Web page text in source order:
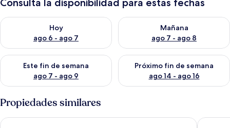
Consulta la disponibilidad para estas fechas
Hoy
ago 6 - ago 7
Consulta la disponibilidad para hoy ago 6 - ago 7
Mañana
ago 7 - ago 8
Consulta la disponibilidad
Este fin de semana
ago 7 - ago 9
Consulta la disponibilidad para este fin de semana ago 7 -
Próximo fin de semana
ago 14 - ago 16
Consulta la disponibilidad
Propiedades similares
Plantation Jan Thiel Lodge Bed &